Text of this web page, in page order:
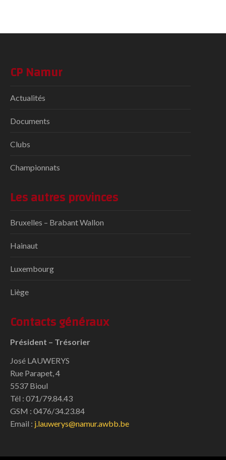
CP Namur
Actualités
Documents
Clubs
Championnats
Les autres provinces
Bruxelles – Brabant Wallon
Hainaut
Luxembourg
Liège
Contacts généraux
Président – Trésorier
José LAUWERYS
Rue Parapet, 4
5537 Bioul
Tél : 071/79.84.43
GSM : 0476/34.23.84
Email : j.lauwerys@namur.awbb.be